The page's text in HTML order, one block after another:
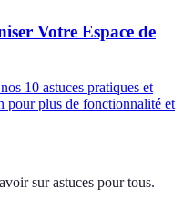
Votre Espace de
10 astuces pratiques et
pour plus de fonctionnalité et
sur astuces pour tous.